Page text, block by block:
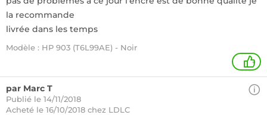
la recommande
livrée dans les temps
Modèle : HP 903 (T6L99AE) - Noir
+
par Marc T
Publié le 14/11/2018
Acheté le 16/10/2018 chez LDLC